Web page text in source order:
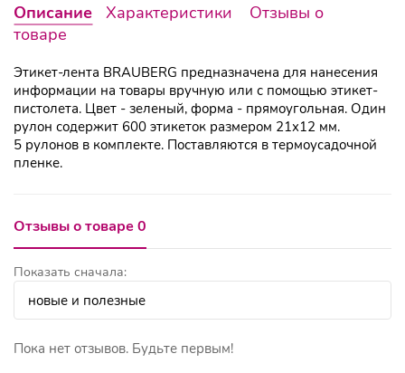
Описание Характеристики
Отзывы о
товаре
Этикет-лента BRAUBERG предназначена для нанесения
информации на товары вручную или с помощью этикет-
пистолета. Цвет - зеленый, форма - прямоугольная. Один
рулон содержит 600 этикеток размером 21x12 мм.
5 рулонов в комплекте. Поставляются в термоусадочной
пленке.
Отзывы о товаре 0
Показать сначала:
Пока нет отзывов. Будьте первым!